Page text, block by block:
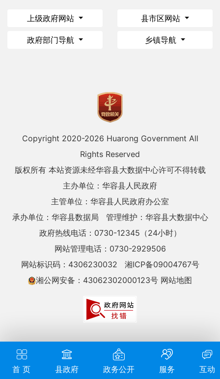
首 页 县政府 政务公开 服务 互动
上级政府网站 县市区网站
政府部门导航 乡镇导航
Copyright 2020-2026 Huarong Government All
Rights Reserved
版权所有 本站资源未经华容县大数据中心许可不得转载
主办单位：华容县人民政府
主管单位：华容县人民政府办公室
承办单位：华容县数据局
管理维护：华容县大数据中心
政府热线电话：0730-12345（24小时）
网站管理电话：0730-2929506
网站标识码：4306230032
湘ICP备09004767号
湘公网安备：43062302000123号 网站地图